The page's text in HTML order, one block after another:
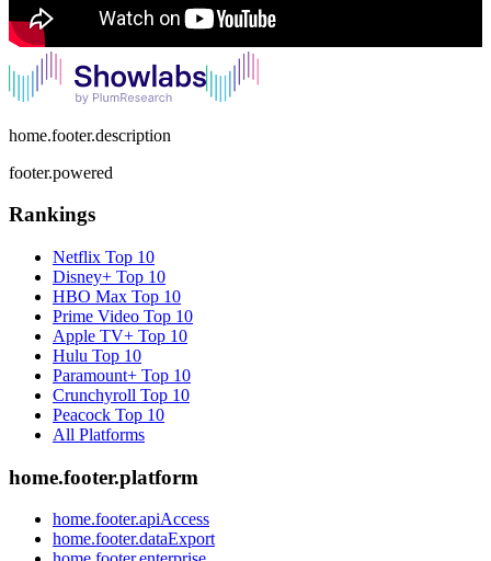
home.footer.description
footer.powered
Rankings
Netflix Top 10
Disney+ Top 10
HBO Max Top 10
Prime Video Top 10
Apple TV+ Top 10
Hulu Top 10
Paramount+ Top 10
Crunchyroll Top 10
Peacock Top 10
All Platforms
home.footer.platform
home.footer.apiAccess
home.footer.dataExport